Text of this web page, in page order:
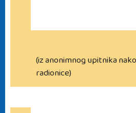
(iz anonimnog upitnika
radionice)